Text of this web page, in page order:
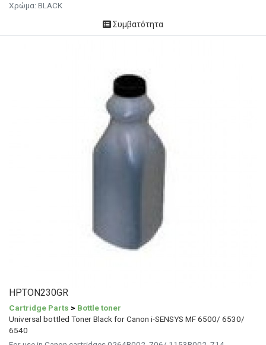
Χρώμα: BLACK
Συμβατότητα
HPTON230GR
Cartridge Parts > Bottle toner
Universal bottled Toner Black for Canon i-SENSYS MF 6500/ 6530/
6540